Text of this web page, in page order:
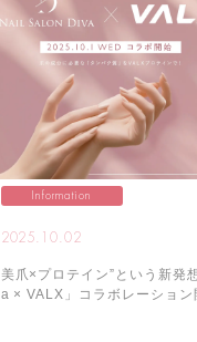
Information
2025.10.02
美爪×プロテイン”という新
a × VALX」コラボレーション